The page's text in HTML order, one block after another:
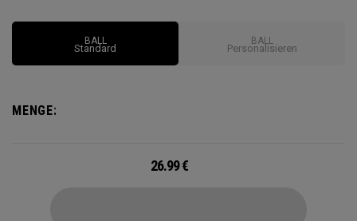
Supersoft zu entwickeln, den Sie je gespielt haben.
BALL
Standard
BALL
Personalisieren
MENGE:
26.99€